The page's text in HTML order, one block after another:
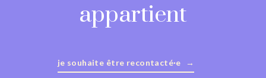
appartient
je souhaite être recontacté·e